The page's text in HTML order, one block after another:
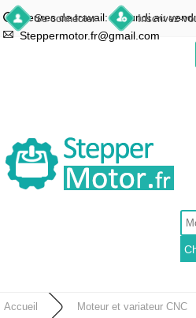
Se connecter Inscrivez-
Heures de travail: du lundi au
Steppermotor.fr@gmail.com
Accueil Moteur et variateur CNC